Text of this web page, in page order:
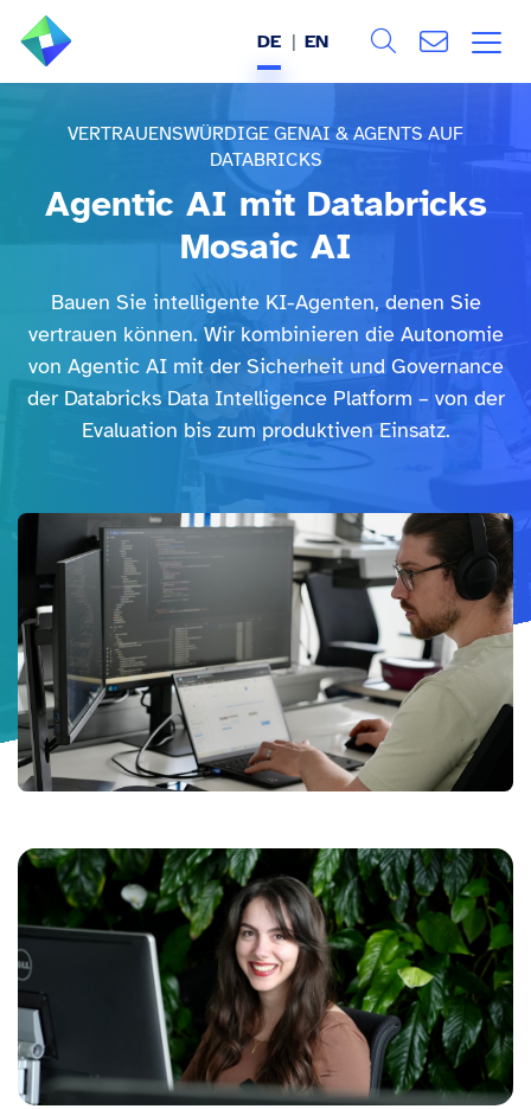
REFERENZEN
WISSEN & EVENTS
KARRIERE
DE EN
VERTRAUENSWÜRDIGE GENAI & AGENTS AUF
DATABRICKS
Agentic AI mit Databricks
Mosaic AI
Bauen Sie intelligente KI-Agenten, denen Sie
vertrauen können. Wir kombinieren die Autonomie
von Agentic AI mit der Sicherheit und Governance
der Databricks Data Intelligence Platform – von der
Evaluation bis zum produktiven Einsatz.